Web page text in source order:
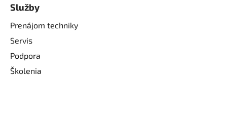
Služby
Prenájom techniky
Servis
Podpora
Školenia